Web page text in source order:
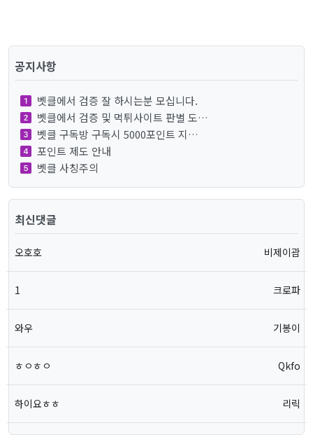
공지사항
벳클에서 검증 잘 하시는분 모십니다.
벳클에서 검증 및 먹튀사이트 판별 도…
벳클 구독방 구독시 5000포인트 지…
포인트 제도 안내
벳클 사칭주의
최신댓글
오호호 비제이괌
1 크로파
와우 기봉이
ㅎㅇㅎㅇ Qkfo
하이요ㅎㅎ 리릭